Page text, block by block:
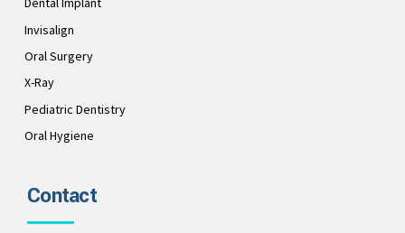
Invisalign
Oral Surgery
X-Ray
Pediatric Dentistry
Oral Hygiene
Contact